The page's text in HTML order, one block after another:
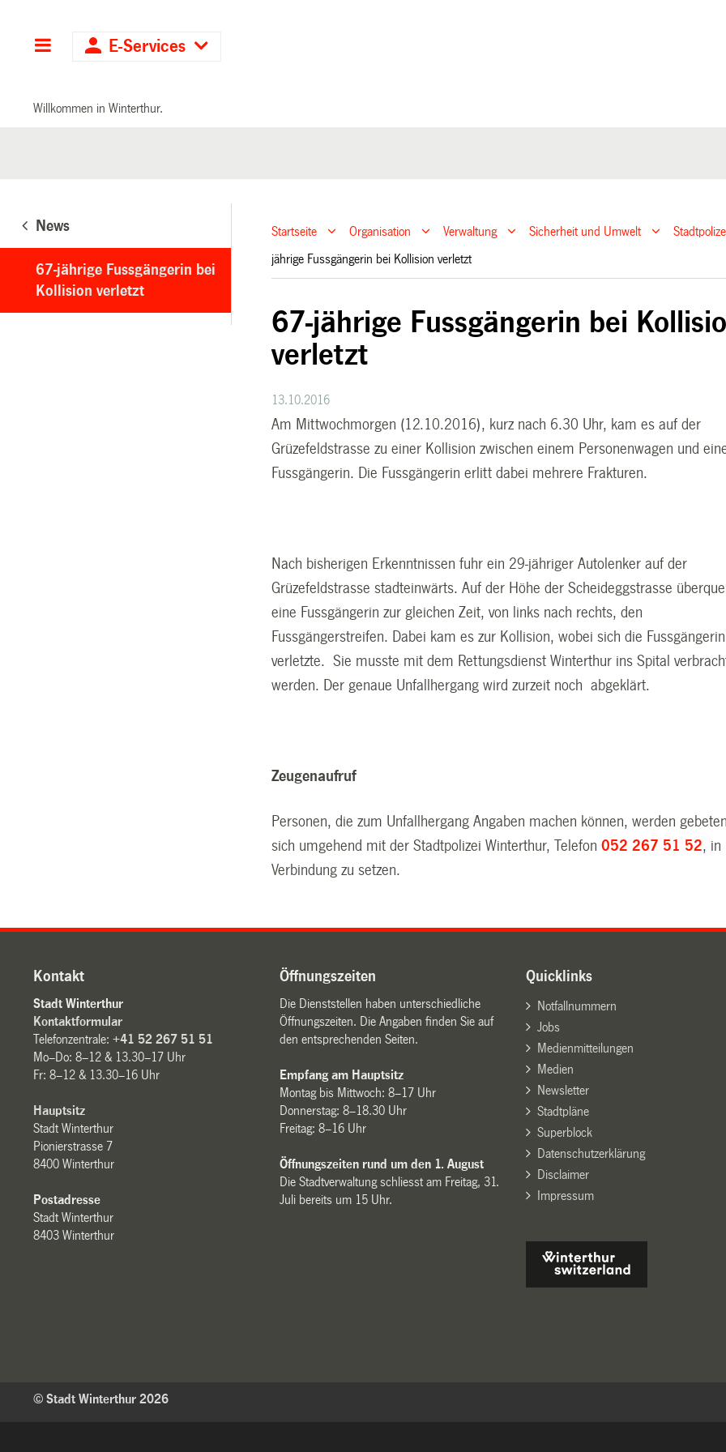
Hauptnavigation
E-Services
Willkommen in Winterthur.
News
67-jährige Fussgängerin bei
Kollision verletzt
Startseite Organisation Verwaltung Sicherheit und Umwelt
jährige Fussgängerin bei Kollision verletzt
67-jährige Fussgängerin bei
verletzt
13.10.2016
Am Mittwochmorgen (12.10.2016), kurz nach 6.30 Uhr, kam es auf der
Grüzefeldstrasse zu einer Kollision zwischen einem Personenwagen und
Fussgängerin. Die Fussgängerin erlitt dabei mehrere Frakturen.
Nach bisherigen Erkenntnissen fuhr ein 29-jähriger Autolenker auf der
Grüzefeldstrasse stadteinwärts. Auf der Höhe der Scheideggstrasse
eine Fussgängerin zur gleichen Zeit, von links nach rechts, den
Fussgängerstreifen. Dabei kam es zur Kollision, wobei sich die Fussgängerin
verletzte. Sie musste mit dem Rettungsdienst Winterthur ins Spital
werden. Der genaue Unfallhergang wird zurzeit noch abgeklärt.
Zeugenaufruf
Personen, die zum Unfallhergang Angaben machen können, werden
sich umgehend mit der Stadtpolizei Winterthur, Telefon052 267 51 52, in
Verbindung zu setzen.
Kontakt
Stadt Winterthur
Kontaktformular
Telefonzentrale:+41 52 267 51 51
Mo–Do: 8–12 & 13.30–17 Uhr
Fr: 8–12 & 13.30–16 Uhr
Hauptsitz
Stadt Winterthur
Pionierstrasse 7
8400 Winterthur
Postadresse
Stadt Winterthur
8403 Winterthur
Öffnungszeiten
Die Dienststellen haben unterschiedliche
Öffnungszeiten. Die Angaben finden Sie auf
den entsprechenden Seiten.
Empfang am Hauptsitz
Montag bis Mittwoch: 8–17 Uhr
Donnerstag: 8–18.30 Uhr
Freitag: 8–16 Uhr
Öffnungszeiten rund um den 1. August
Die Stadtverwaltung schliesst am Freitag, 31.
Juli bereits um 15 Uhr.
Quicklinks
Notfallnummern
Jobs
Medienmitteilungen
Medien
Newsletter
Stadtpläne
Superblock
Datenschutzerklärung
Disclaimer
Impressum
© Stadt Winterthur 2026